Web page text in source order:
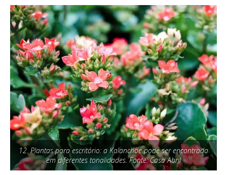
12. Plantas para escritório: a Kalanchoe pode ser encontrada
em diferentes tonalidades. Fonte: Casa Abril